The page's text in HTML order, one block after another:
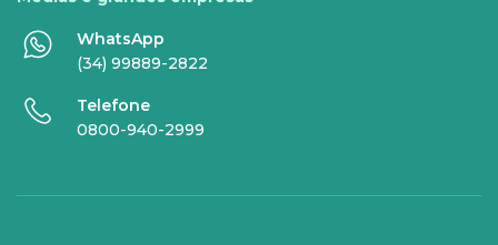
SERVIÇOS
DIGITAIS
Compartilhe Energia
WhatsApp
(34) 99889-2822
Telefone
0800-940-2999